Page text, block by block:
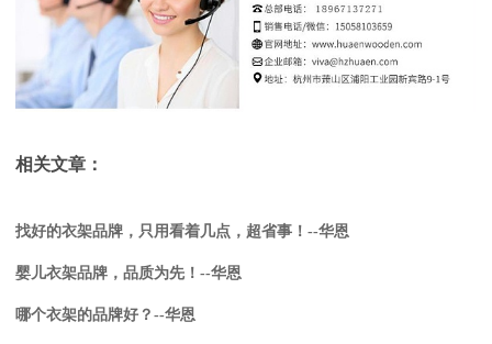
相关文章：
找好的衣架品牌，只用看着几点，超省事！--华恩
婴儿衣架品牌，品质为先！--华恩
哪个衣架的品牌好？--华恩